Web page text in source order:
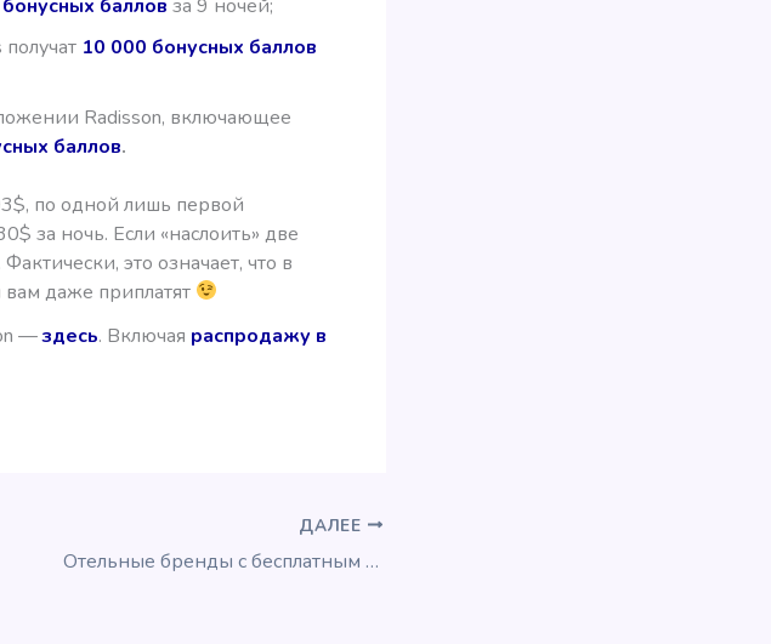
баллов за 9 ночей;
10 000 бонусных баллов
Radisson, включающее
баллов.
по одной лишь первой
за ночь. Если «наслоить» две
это означает, что в
даже приплатят
—здесь. Включая распродажу в
ДАЛЕЕ
Отельные бренды с бесплатным завтраком для всех гостей